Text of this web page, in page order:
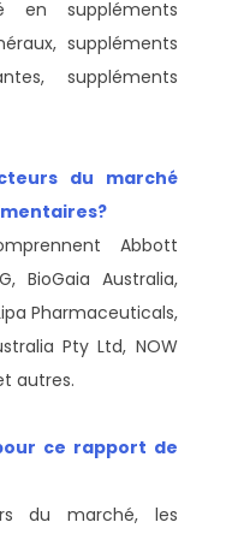
en suppléments
suppléments
suppléments
du marché
Abbott
BioGaia Australia,
Pharmaceuticals,
Pty Ltd, NOW
autres.
ce rapport de
du marché, les